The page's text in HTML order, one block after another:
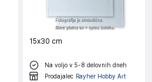
15x30 cm
Na voljo v 5-8 delovnih dneh
Prodajalec Rayher Hobby Art